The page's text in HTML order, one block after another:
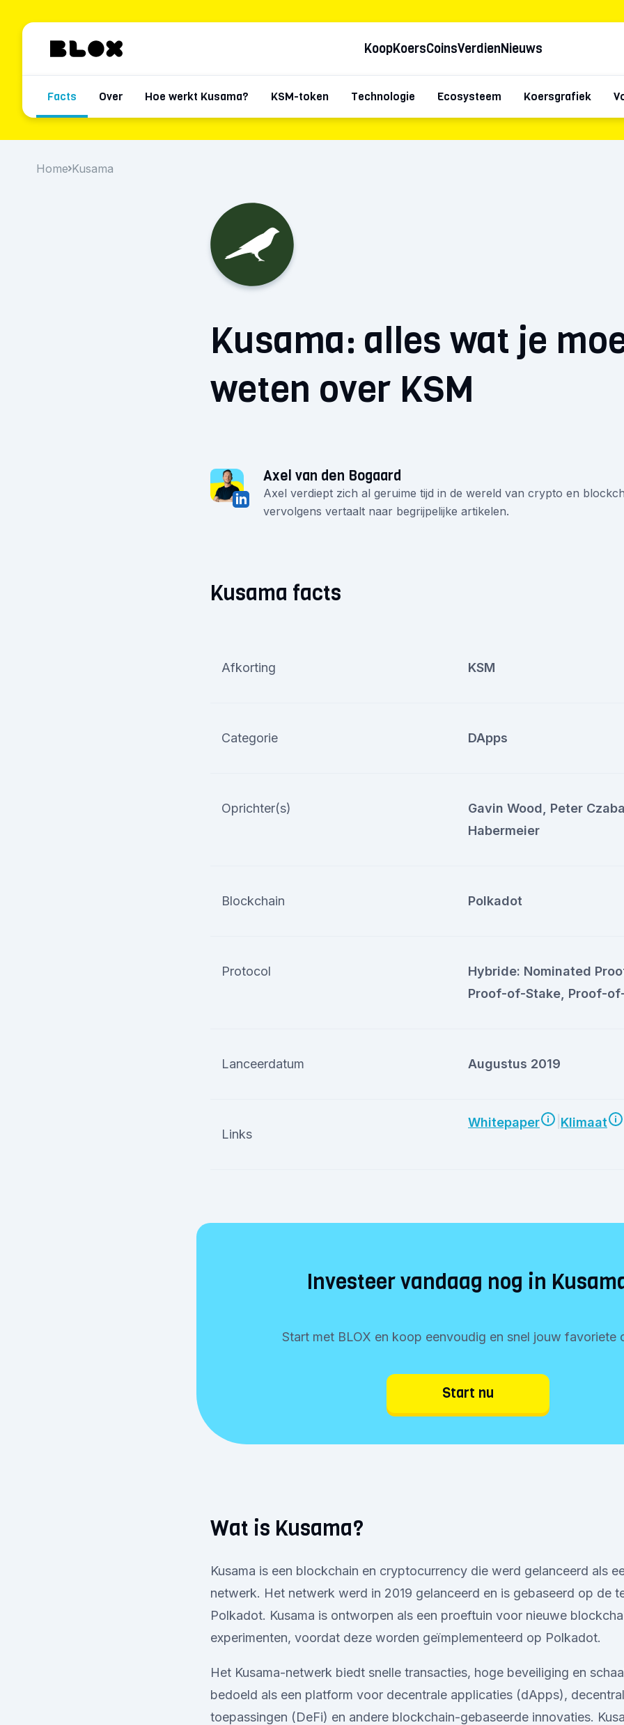
KoopKoersCoinsVerdienNieuws
Facts Over Hoe werkt Kusama? KSM-token Technologie Ecosysteem Koersgrafiek
Home Kusama
Kusama: alles wat je
weten over KSM
Axel van den Bogaard
Axel verdiept zich al geruime tijd in de wereld van crypto en
vervolgens vertaalt naar begrijpelijke artikelen.
Kusama facts
Afkorting KSM
Categorie DApps
Oprichter(s)
Gavin Wood, Peter
Habermeier
Blockchain Polkadot
Protocol
Hybride: Nominated
Proof-of-Stake, Proof-
Lanceerdatum Augustus 2019
Links
Whitepaper Klimaat
Investeer vandaag nog in
Start met BLOX en koop eenvoudig en snel jouw favoriete
Start nu
Wat is Kusama?
Kusama is een blockchain en cryptocurrency die werd gelanceerd als
netwerk. Het netwerk werd in 2019 gelanceerd en is gebaseerd op de
Polkadot. Kusama is ontworpen als een ​​proeftuin voor nieuwe
experimenten, voordat deze worden geïmplementeerd op Polkadot.
Het Kusama-netwerk biedt snelle transacties, hoge beveiliging en
bedoeld als een platform voor decentrale applicaties (dApps),
toepassingen (DeFi) en andere blockchain-gebaseerde innovaties.